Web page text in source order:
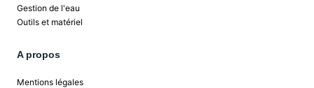
Gestion de l'eau
Outils et matériel
A propos
Mentions légales